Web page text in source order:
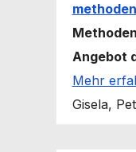
Angebot
Mehr
Gisela,